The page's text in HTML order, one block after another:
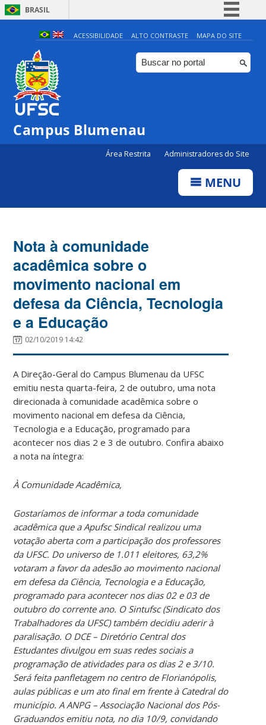
BRASIL
Simplifique!
Comunica BR
Participe
ACESSIBILIDADE ALTO CONTRASTE MAPA DO SITE
Campus Blumenau
Área Restrita Administradores do Site
MENU
Nota à comunidade
acadêmica sobre o
movimento nacional em
defesa da Ciência, Tecnologia
e a Educação
02/10/2019 14:42
A Direção-Geral do Campus Blumenau da UFSC
emitiu nesta quarta-feira, 2 de outubro, uma nota
direcionada à comunidade acadêmica sobre o
movimento nacional em defesa da Ciência,
Tecnologia e a Educação, programado para
acontecer nos dias 2 e 3 de outubro. Confira abaixo
a nota na íntegra:
À Comunidade Acadêmica,
Gostaríamos de informar a toda comunidade
acadêmica que a Apufsc Sindical realizou uma
votação aberta com a participação dos professores
da UFSC. Do universo de 1.011 eleitores, 63,2%
votaram a favor da adesão ao movimento nacional
em defesa da Ciência, Tecnologia e a Educação,
programado para acontecer nos dias 02 e 03 de
outubro do corrente ano. O Sintufsc (Sindicato dos
Trabalhadores da UFSC) também decidiu aderir à
paralisação. O DCE – Diretório Central dos
Estudantes divulgou em suas redes sociais a
programação de atividades para os dias 2 e 3/10.
Será feita panfletagem no centro de Florianópolis,
aulas públicas e um ato final em frente à Catedral do
município. A ANPG – Associação Nacional dos Pós-
Graduandos emitiu nota, no dia 10/9, convidando